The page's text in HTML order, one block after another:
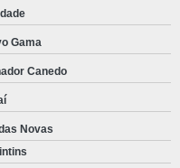
Gama
Canedo
Novas